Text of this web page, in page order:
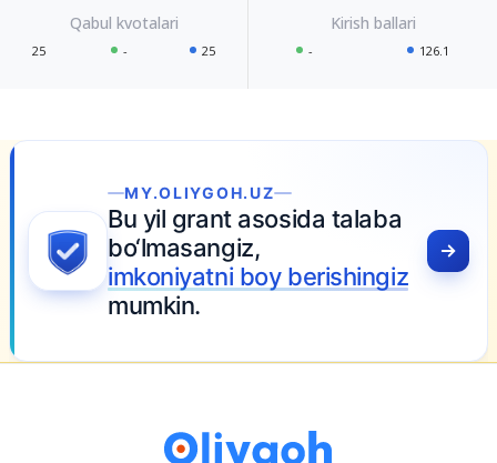
25 - 25 - 126.1
MY.OLIYGOH.UZ
Bu yil grant asosida talaba
bo‘lmasangiz,
imkoniyatni boy berishingiz
mumkin.